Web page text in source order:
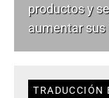
productos y
aumentar sus
TRADUCCIÓN